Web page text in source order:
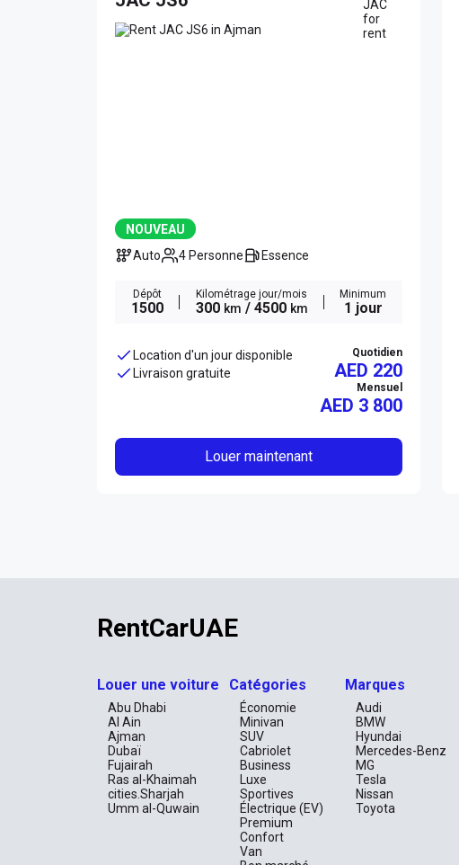
NOUVEAU
Auto
4 Personne Essence
Dépôt
1500
Kilométrage jour/mois
300 km / 4500 km
Minimum
1 jour
Location d'un jour disponible
Livraison gratuite
Quotidien
AED 220
Mensuel
AED 3 800
Louer maintenant
RentCarUAE
Louer une voiture
Abu Dhabi
Al Ain
Ajman
Dubaï
Fujairah
Ras al-Khaimah
cities.Sharjah
Umm al-Quwain
Catégories
Économie
Minivan
SUV
Cabriolet
Business
Luxe
Sportives
Électrique (EV)
Premium
Confort
Van
Marques
Audi
BMW
Hyundai
Mercedes-Benz
MG
Tesla
Nissan
Toyota